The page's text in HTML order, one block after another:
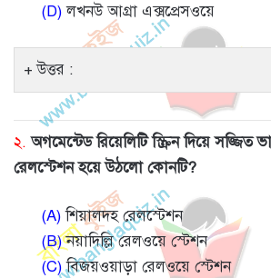
(D)লখনউ আগ্রা এক্সপ্রেসওয়ে
উত্তর :
২. অগমেন্টেড রিয়েলিটি স্ক্রিন দিয়ে সজ্জিত
রেলস্টেশন হয়ে উঠলো কোনটি?
(A)শিয়ালদহ রেলস্টেশন
(B)নয়াদিল্লি রেলওয়ে স্টেশন
(C)বিজয়ওয়াড়া রেলওয়ে স্টেশন